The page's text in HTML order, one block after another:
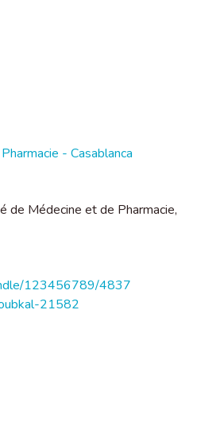
- Casablanca
de Médecine et de Pharmacie,
123456789/4837
21582